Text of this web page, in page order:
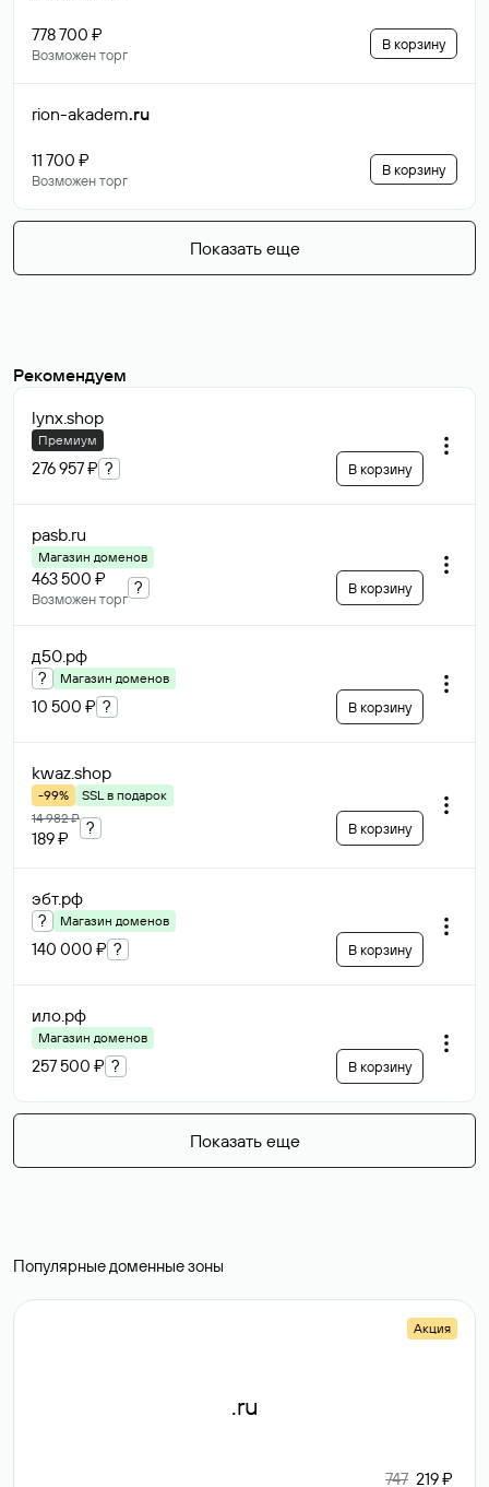
778 700 ₽
Возможен торг
В корзину
rion-akadem.ru
11 700 ₽
Возможен торг
В корзину
Показать еще
Рекомендуем
lynx.shop
Премиум
276 957 ₽ ? В корзину
pasb.ru
Магазин доменов
463 500 ₽
Возможен торг
? В корзину
д50.рф
? Магазин доменов
10 500 ₽ ? В корзину
kwaz.shop
-99%
SSL в подарок
14 982 ₽
189 ₽
? В корзину
эбт.рф
? Магазин доменов
140 000 ₽ ? В корзину
ило.рф
Магазин доменов
257 500 ₽ ? В корзину
Показать еще
Популярные доменные зоны
Акция
.ru
747 219 ₽